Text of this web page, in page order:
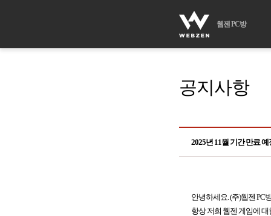
웹젠 PC방
공지사항
2025년 11월 기간 만료
안녕하세요. (주)웹젠 PC
항상 저희 웹젠 게임에